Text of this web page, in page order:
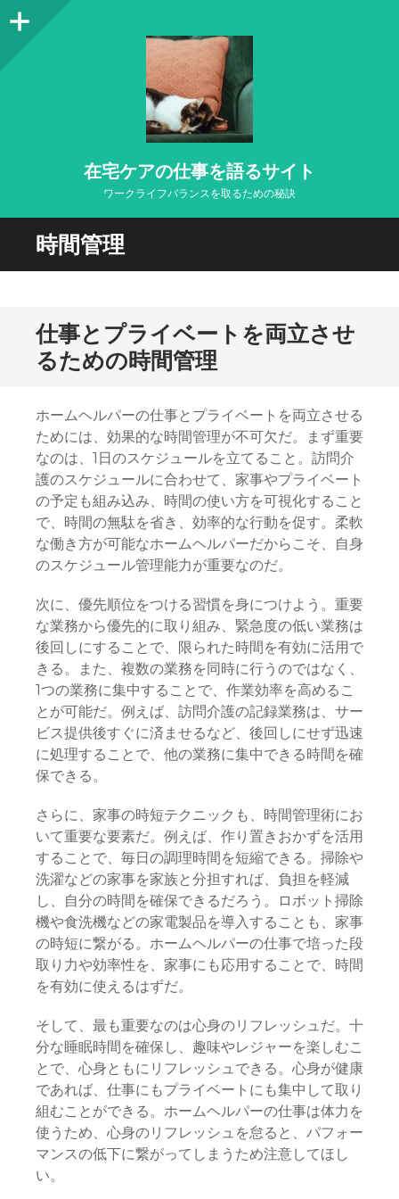
在宅ケアの仕事を語るサイト
ワークライフバランスを取るための秘訣
時間管理
仕事とプライベートを両立させ
るための時間管理
ホームヘルパーの仕事とプライベートを両立させる
ためには、効果的な時間管理が不可欠だ。まず重要
なのは、1日のスケジュールを立てること。訪問介
護のスケジュールに合わせて、家事やプライベート
の予定も組み込み、時間の使い方を可視化すること
で、時間の無駄を省き、効率的な行動を促す。柔軟
な働き方が可能なホームヘルパーだからこそ、自身
のスケジュール管理能力が重要なのだ。
次に、優先順位をつける習慣を身につけよう。重要
な業務から優先的に取り組み、緊急度の低い業務は
後回しにすることで、限られた時間を有効に活用で
きる。また、複数の業務を同時に行うのではなく、
1つの業務に集中することで、作業効率を高めるこ
とが可能だ。例えば、訪問介護の記録業務は、サー
ビス提供後すぐに済ませるなど、後回しにせず迅速
に処理することで、他の業務に集中できる時間を確
保できる。
さらに、家事の時短テクニックも、時間管理術にお
いて重要な要素だ。例えば、作り置きおかずを活用
することで、毎日の調理時間を短縮できる。掃除や
洗濯などの家事を家族と分担すれば、負担を軽減
し、自分の時間を確保できるだろう。ロボット掃除
機や食洗機などの家電製品を導入することも、家事
の時短に繋がる。ホームヘルパーの仕事で培った段
取り力や効率性を、家事にも応用することで、時間
を有効に使えるはずだ。
そして、最も重要なのは心身のリフレッシュだ。十
分な睡眠時間を確保し、趣味やレジャーを楽しむこ
とで、心身ともにリフレッシュできる。心身が健康
であれば、仕事にもプライベートにも集中して取り
組むことができる。ホームヘルパーの仕事は体力を
使うため、心身のリフレッシュを怠ると、パフォー
マンスの低下に繋がってしまうため注意してほし
い。